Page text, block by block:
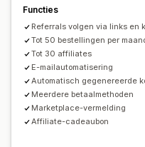
Tracking op meerdere
Producten volgen
Affiliate-ervaring
Aangepaste dashboards
Portal in eigen huisstijl
Aangepast domein
Aangepaste branding
Functies
Referrals volgen via links en
Tot 50 bestellingen per
Tot 30 affiliates
E-mailautomatisering
Automatisch gegenereerde
Meerdere betaalmethoden
Marketplace-vermelding
Affiliate-cadeaubon